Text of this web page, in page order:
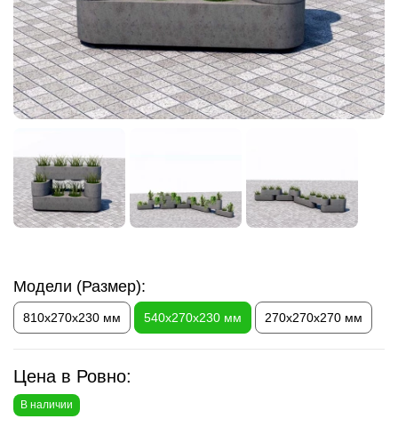
Модели (Размер):
810х270х230 мм 540х270х230 мм 270х270х270 мм
Цена в Ровно:
В наличии